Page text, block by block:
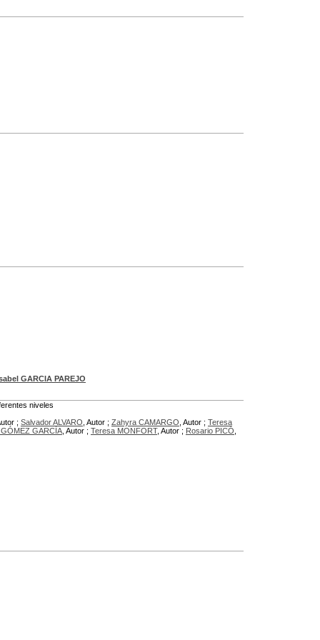
GARCIA PAREJO
niveles
; Salvador ALVARO , Autor ; Zahyra CAMARGO , Autor ; Teresa
GARCÍA , Autor ; Teresa MONFORT, Autor ; Rosario PICÓ